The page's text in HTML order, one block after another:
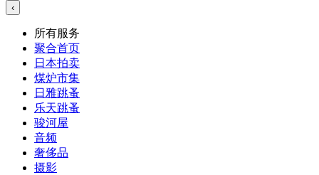
‹
所有服务
聚合首页
日本拍卖
煤炉市集
日雅跳蚤
乐天跳蚤
骏河屋
音频
奢侈品
摄影